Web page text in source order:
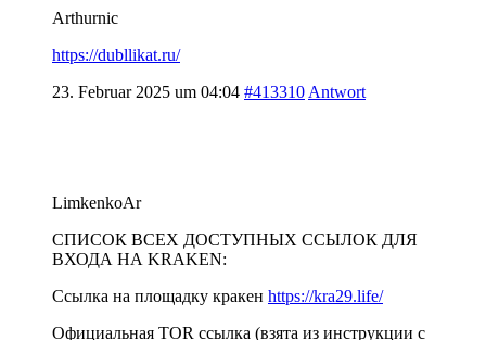
Arthurnic
https://dubllikat.ru/
23. Februar 2025 um 04:04 #413310 Antwort
LimkenkoAr
СПИСОК ВСЕХ ДОСТУПНЫХ ССЫЛОК ДЛЯ
ВХОДА НА KRAKEN:
Ссылка на площадку кракен https://kra29.life/
Официальная TOR ссылка (взята из инструкции с